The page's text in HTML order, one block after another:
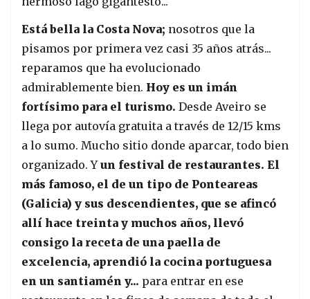
Está bella la Costa Nova; nosotros que la
pisamos por primera vez casi 35 años atrás...
reparamos que ha evolucionado
admirablemente bien. Hoy es un imán
fortísimo para el turismo. Desde Aveiro se
llega por autovía gratuita a través de 12/15 kms
a lo sumo. Mucho sitio donde aparcar, todo bien
organizado. Yun festival de restaurantes. El
más famoso, el de un tipo de Ponteareas
(Galicia) y sus descendientes, que se afincó
allí hace treinta y muchos años, llevó
consigo la receta de una paella de
excelencia, aprendió la cocina portuguesa
en un santiamén y... para entrar en ese